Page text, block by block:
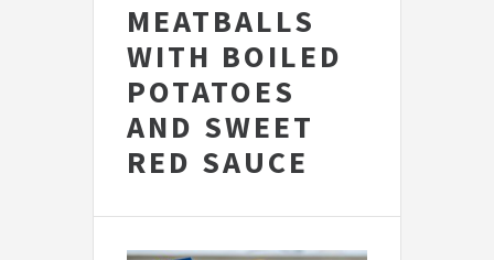
MEATBALLS
WITH BOILED
POTATOES
AND SWEET
RED SAUCE